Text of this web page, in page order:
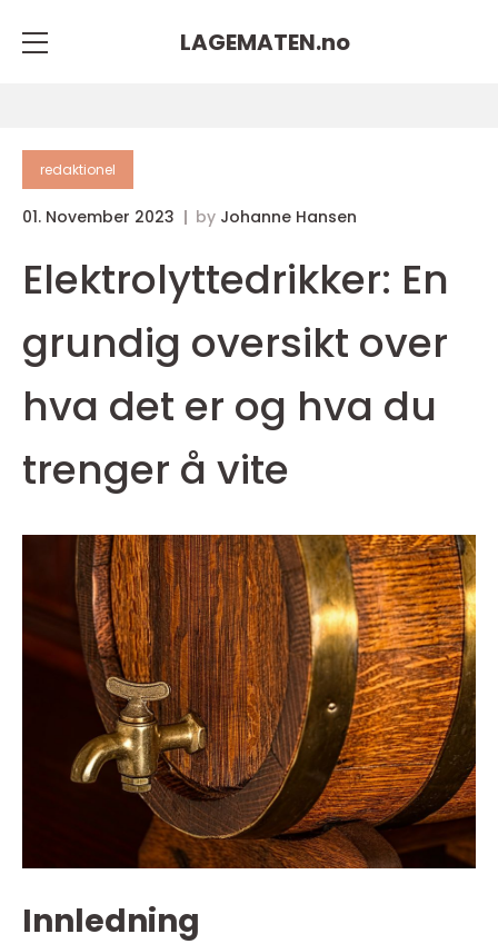
LAGEMATEN.no
redaktionel
01. November 2023 by Johanne Hansen
Elektrolyttedrikker: En
grundig oversikt over
hva det er og hva du
trenger å vite
Innledning